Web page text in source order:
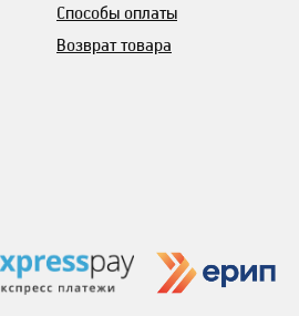
Способы оплаты
Возврат товара